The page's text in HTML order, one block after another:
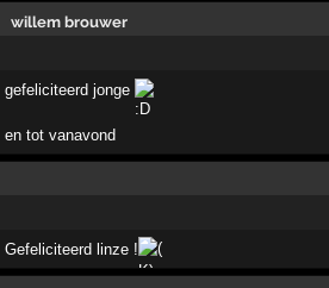
willem brouwer
gefeliciteerd jonge
en tot vanavond
Gefeliciteerd linze !